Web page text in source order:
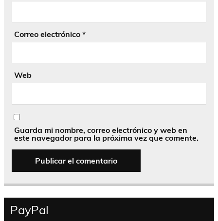
Correo electrónico *
Web
Guarda mi nombre, correo electrónico y web en
este navegador para la próxima vez que comente.
PayPal